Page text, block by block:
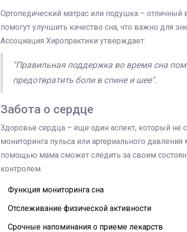
Ортопедический матрас или подушка –
помогут улучшить качество сна, что важно для
Ассоциация Хиропрактики утверждает:
"Правильная поддержка во время сна
предотвратить боли в спине и шее".
Забота о сердце
Здоровье сердца – еще один аспект, который не
мониторинга пульса или артериального
помощью мама сможет следить за своим
контролем.
Функция мониторинга сна
Отслеживание физической активности
Срочные напоминания о приеме лекарств